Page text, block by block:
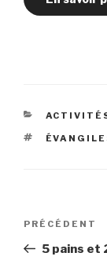
Navigation
l’article
Article
précédent
PRÉCÉDENT
5 pains et